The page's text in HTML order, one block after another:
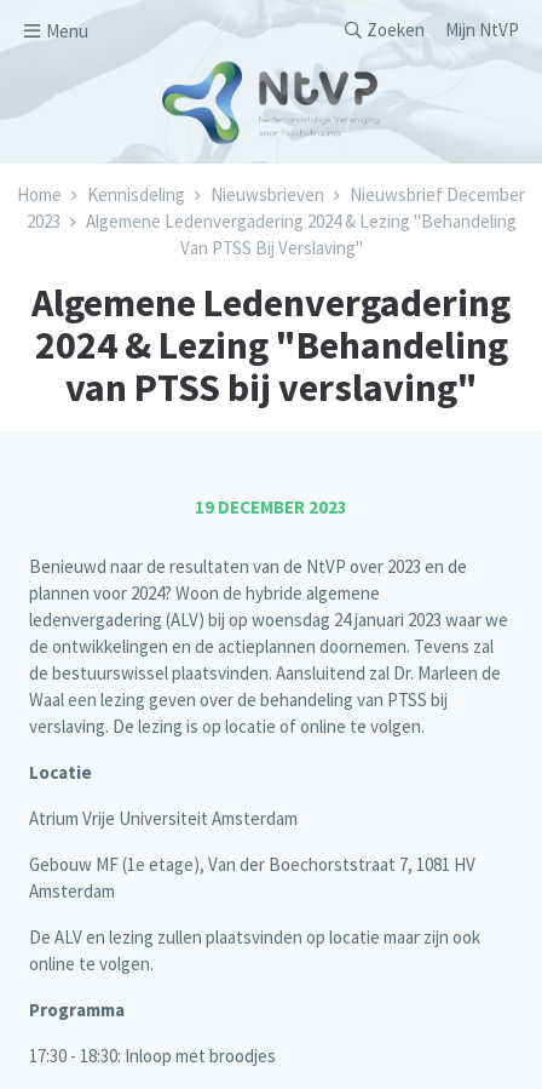
Menu
Secondary
Zoeken Mijn NtVP
Kruimelpad
Home Kennisdeling Nieuwsbrieven
Nieuwsbrief December
2023
Algemene Ledenvergadering 2024 & Lezing "Behandeling
Van PTSS Bij Verslaving"
Algemene Ledenvergadering
2024 & Lezing "Behandeling
van PTSS bij verslaving"
19 DECEMBER 2023
Benieuwd naar de resultaten van de NtVP over 2023 en de
plannen voor 2024? Woon de hybride algemene
ledenvergadering (ALV) bij op woensdag 24 januari 2023 waar we
de ontwikkelingen en de actieplannen doornemen. Tevens zal
de bestuurswissel plaatsvinden. Aansluitend zal Dr. Marleen de
Waal een lezing geven over de behandeling van PTSS bij
verslaving. De lezing is op locatie of online te volgen.
Locatie
Atrium Vrije Universiteit Amsterdam
Gebouw MF (1e etage), Van der Boechorststraat 7, 1081 HV
Amsterdam
De ALV en lezing zullen plaatsvinden op locatie maar zijn ook
online te volgen.
Programma
17:30 - 18:30: Inloop met broodjes